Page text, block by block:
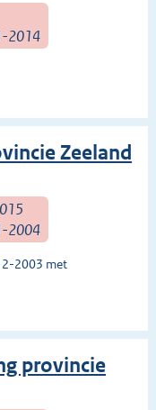
2014
Zeeland
2004
2003 met
provincie